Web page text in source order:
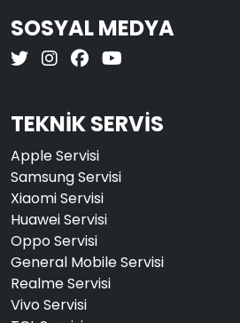
SOSYAL MEDYA
TEKNİK SERVİS
Apple Servisi
Samsung Servisi
Xiaomi Servisi
Huawei Servisi
Oppo Servisi
General Mobile Servisi
Realme Servisi
Vivo Servisi